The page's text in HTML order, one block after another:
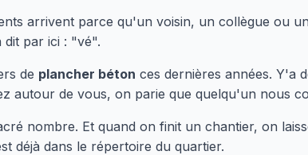
arrivent parce qu'un voisin, un collègue ou
dit par ici : "vé".
de plancher béton ces dernières années. Y'a
autour de vous, on parie que quelqu'un nous
nombre. Et quand on finit un chantier, on
déjà dans le répertoire du quartier.